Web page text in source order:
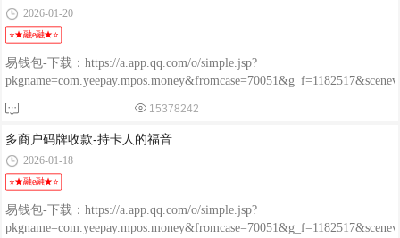
2026-01-20
⭐★融e融★⭐
易钱包-下载：https://a.app.qq.com/o/simple.jsp?
POS：http://oss.flmyzf.com/yzf/html/regist/index.html?phone=%E4%
15378242
多商户码牌收款-持卡人的福音
2026-01-18
⭐★融e融★⭐
易钱包-下载：https://a.app.qq.com/o/simple.jsp?